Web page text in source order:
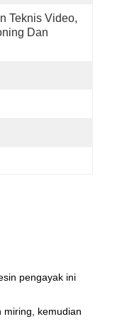
Teknis Video,
Dan
pengayak ini
miring, kemudian